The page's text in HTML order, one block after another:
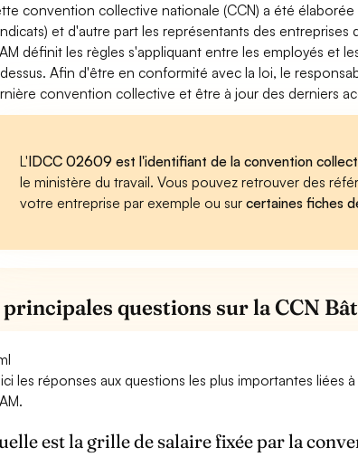
convention collective nationale (CCN) a été
et d'autre part les représentants des
définit les règles s'appliquant entre les employés et
Afin d'être en conformité avec la loi, le
convention collective et être à jour des derniers
L'IDCC 02609 est l'identifiant de la convention
le ministère du travail. Vous pouvez retrouver des
votre entreprise par exemple ou surcertaines fiches
principales questions sur la CCN
les réponses aux questions les plus importantes liées
est la grille de salaire fixée par la